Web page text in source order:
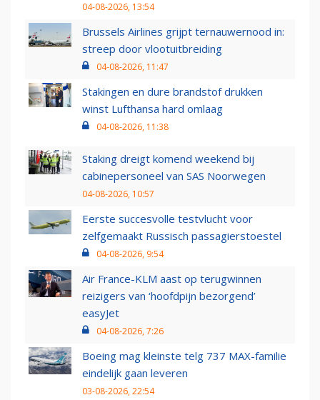
04-08-2026, 13:54
Brussels Airlines grijpt ternauwernood in:
streep door vlootuitbreiding
04-08-2026, 11:47
Stakingen en dure brandstof drukken
winst Lufthansa hard omlaag
04-08-2026, 11:38
Staking dreigt komend weekend bij
cabinepersoneel van SAS Noorwegen
04-08-2026, 10:57
Eerste succesvolle testvlucht voor
zelfgemaakt Russisch passagierstoestel
04-08-2026, 9:54
Air France-KLM aast op terugwinnen
reizigers van ‘hoofdpijn bezorgend’
easyJet
04-08-2026, 7:26
Boeing mag kleinste telg 737 MAX-familie
eindelijk gaan leveren
03-08-2026, 22:54